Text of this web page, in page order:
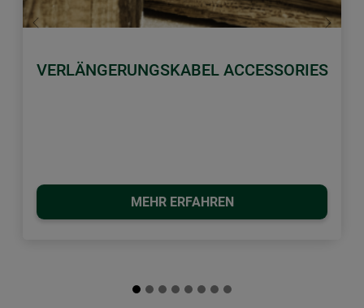
VERLÄNGERUNGSKABEL ACCESSORIES
MEHR ERFAHREN
Zurück Weiter